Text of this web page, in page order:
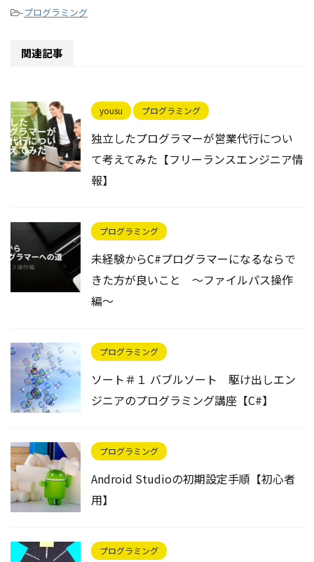
-プログラミング
関連記事
yousu プログラミング
独立したプログラマーが営業代行につい
て考えてみた【フリーランスエンジニア情
報】
プログラミング
未経験からC#プログラマーになるならで
きた方が良いこと ～ファイルパス操作
編～
プログラミング
ソート＃１ バブルソート 駆け出しエン
ジニアのプログラミング講座【C#】
プログラミング
Android Studioの初期設定手順【初心者
用】
プログラミング